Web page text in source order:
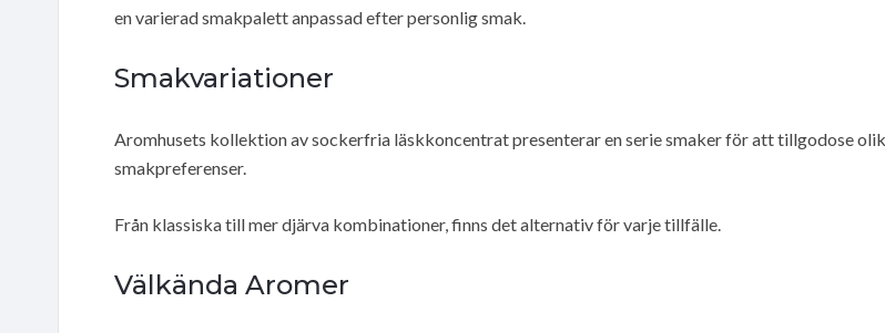
en varierad smakpalett anpassad efter personlig smak.
Smakvariationer
Aromhusets kollektion av sockerfria läskkoncentrat presenterar en serie smaker för att tillgodose
smakpreferenser.
Från klassiska till mer djärva kombinationer, finns det alternativ för varje tillfälle.
Välkända Aromer